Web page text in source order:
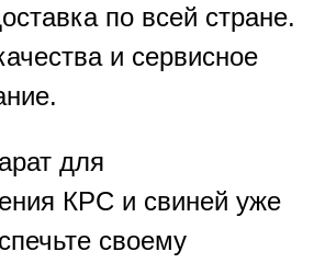
по всей стране.
и сервисное
для
КРС и свиней уже
своему